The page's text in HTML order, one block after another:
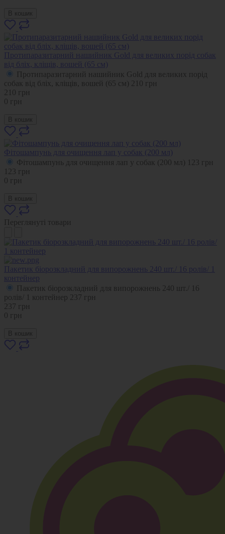
В кошик
Протипаразитарний нашийник Gold для великих порід собак
від бліх, кліщів, вошей (65 см)
Протипаразитарний нашийник Gold для великих порід
собак від бліх, кліщів, вошей (65 см) 210 грн
210 грн
0 грн
В кошик
Фітошампунь для очищення лап у собак (200 мл)
Фітошампунь для очищення лап у собак (200 мл) 123 грн
123 грн
0 грн
В кошик
Переглянуті товари
Пакетик біорозкладний для випорожнень 240 шт./ 16 ролів/ 1
контейнер
Пакетик біорозкладний для випорожнень 240 шт./ 16
ролів/ 1 контейнер 237 грн
237 грн
0 грн
В кошик